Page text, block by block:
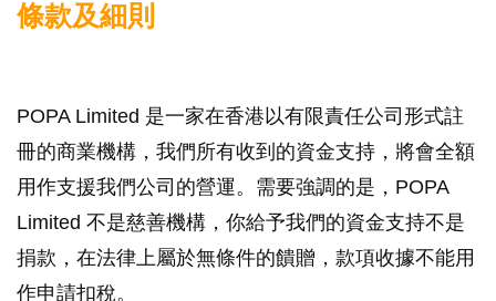
條款及細則
POPA Limited 是一家在香港以有限責任公司形式註
冊的商業機構，我們所有收到的資金支持，將會全額
用作支援我們公司的營運。需要強調的是，POPA
Limited 不是慈善機構，你給予我們的資金支持不是
捐款，在法律上屬於無條件的饋贈，款項收據不能用
作申請扣稅。